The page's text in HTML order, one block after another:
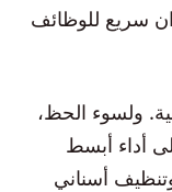
سريع للوظائف
دماغية. ولسوء الحظ،
أداء أبسط
أسناني